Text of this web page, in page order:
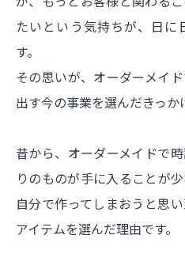
たいという気持ちが、日に
す。
その思いが、オーダーメイ
出す今の事業を選んだきっか
昔から、オーダーメイドで
りのものが手に入ることが
自分で作ってしまおうと思
アイテムを選んだ理由です。